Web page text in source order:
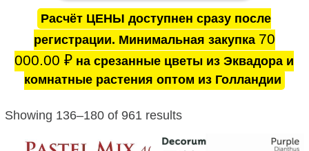
Расчёт ЦЕНЫ доступнен сразу после
регистрации. Минимальная закупка 70
000.00₽ на срезанные цветы из Эквадора и
комнатные растения оптом из Голландии
Showing 136–180 of 961 results